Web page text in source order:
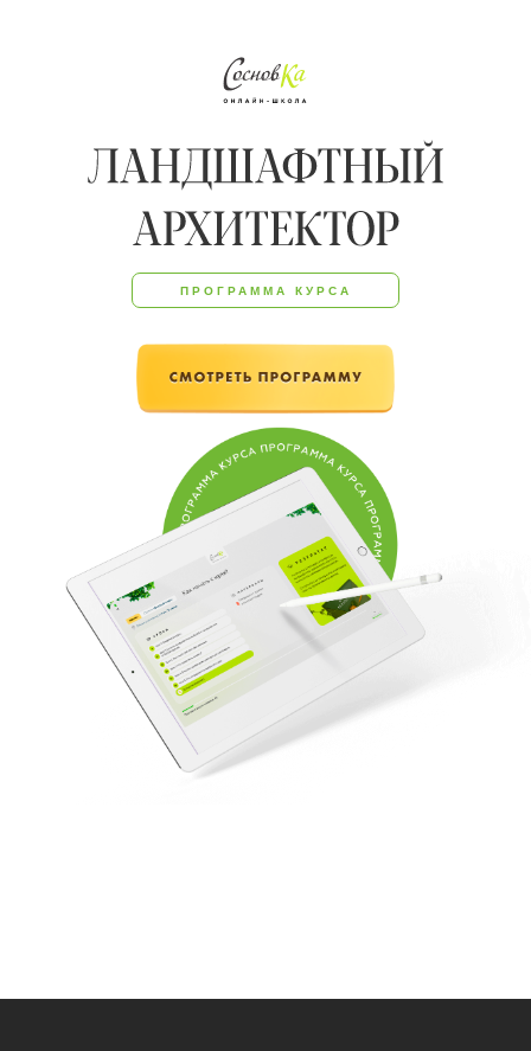
ПРОГРАММА КУРСА